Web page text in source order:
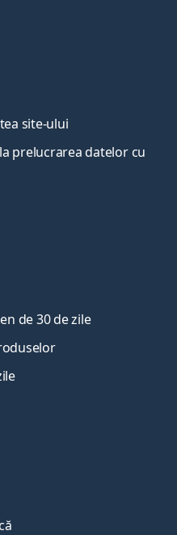
site-ului
prelucrarea datelor cu
de 30 de zile